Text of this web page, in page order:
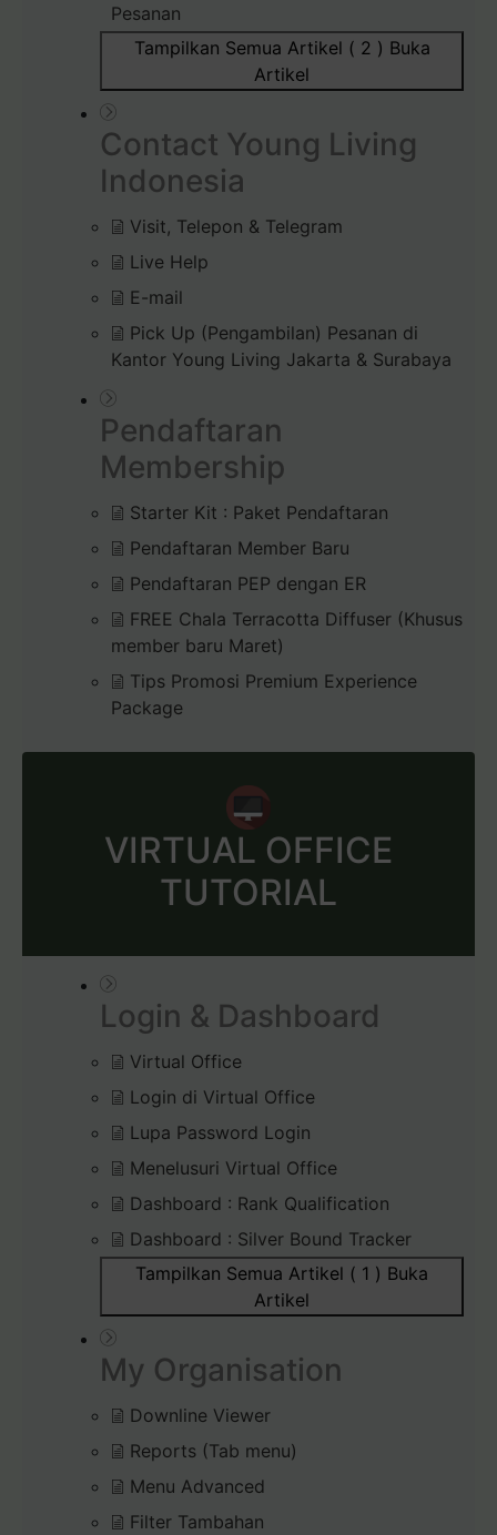
Pesanan
Tampilkan Semua Artikel ( 2 ) Buka
Artikel
Contact Young Living
Indonesia
Visit, Telepon & Telegram
Live Help
E-mail
Pick Up (Pengambilan) Pesanan di
Kantor Young Living Jakarta & Surabaya
Pendaftaran
Membership
Starter Kit : Paket Pendaftaran
Pendaftaran Member Baru
Pendaftaran PEP dengan ER
FREE Chala Terracotta Diffuser (Khusus
member baru Maret)
Tips Promosi Premium Experience
Package
VIRTUAL OFFICE
TUTORIAL
Login & Dashboard
Virtual Office
Login di Virtual Office
Lupa Password Login
Menelusuri Virtual Office
Dashboard : Rank Qualification
Dashboard : Silver Bound Tracker
Tampilkan Semua Artikel ( 1 ) Buka
Artikel
My Organisation
Downline Viewer
Reports (Tab menu)
Menu Advanced
Filter Tambahan